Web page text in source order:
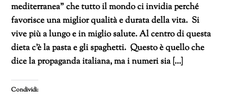
mediterranea” che tutto il mondo ci invidia perché
favorisce una miglior qualità e durata della vita. Si
vive più a lungo e in miglio salute. Al centro di questa
dieta c’è la pasta e gli spaghetti. Questo è quello che
dice la propaganda italiana, ma i numeri sia […]
Condividi: